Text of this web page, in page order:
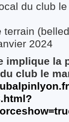
du club
2024
implique la
club le